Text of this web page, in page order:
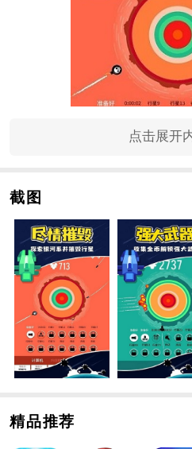
推荐理由
1、探索行星
玩家将驾驶飞船在太阳系中
系的各大行星
2、摧毁行星
找到星球的弱点，发射导弹轰
就是你的目标
摧毁星球后，你可以升级你的
点击展开
截图
精品推荐